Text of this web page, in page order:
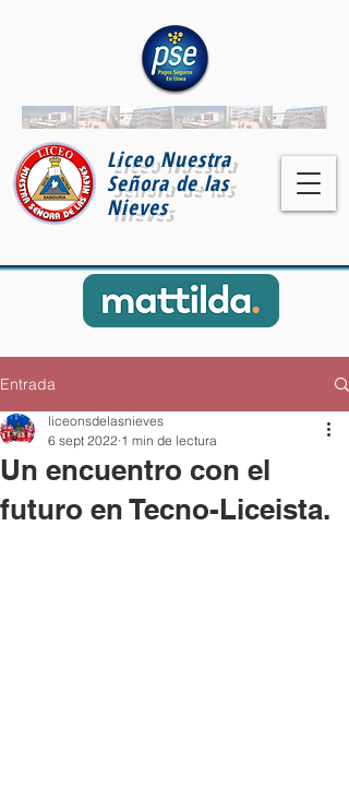
Liceo Nuestra
Señora de las
Nieves
Entrada
Un encuentro con el
futuro en Tecno-Liceista.
liceonsdelasnieves
6 sept 2022 1 min de lectura